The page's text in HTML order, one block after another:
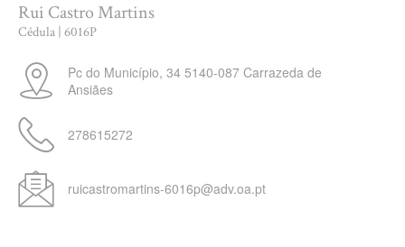
Rui Castro Martins
Cédula | 6016P
Pc do Município, 34 5140-087 Carrazeda de
Ansiães
278615272
ruicastromartins-6016p@adv.oa.pt